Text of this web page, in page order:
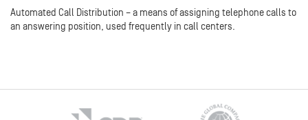
Automated Call Distribution – a means of assigning telephone calls to
an answering position, used frequently in call centers.